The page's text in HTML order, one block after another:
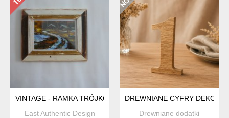
VINTAGE - RAMKA TRÓJKOLOROWA
East Authentic Design
DREWNIANE CYFRY
Drewniane dodatki